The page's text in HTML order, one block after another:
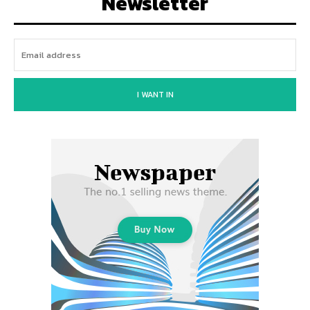
I WANT IN